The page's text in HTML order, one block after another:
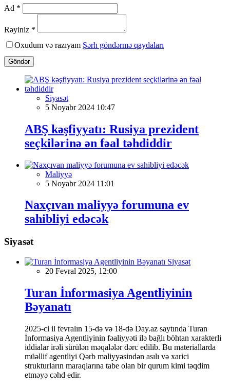
Ad *
Rəyiniz *
Oxudum və razıyam Şərh göndərmə qaydaları
Göndər
Siyasət
5 Noyabr 2024 10:47
ABŞ kəşfiyyatı: Rusiya prezident
seçkilərinə ən fəal təhdiddir
Maliyyə
5 Noyabr 2024 11:01
Naxçıvan maliyyə forumuna ev
sahibliyi edəcək
Siyasət
Siyasət
20 Fevral 2025, 12:00
Turan İnformasiya Agentliyinin
Bəyanatı
2025-ci il fevralın 15-də və 18-də Day.az saytında Turan
İnformasiya Agentliyinin fəaliyyəti ilə bağlı böhtan xarakterli
iddialar irəli sürülən məqalələr dərc edilib. Bu materiallarda
müəllif agentliyi Qərb maliyyəsindən asılı və xarici
strukturların maraqlarına tabe olan bir qurum kimi təqdim
etməyə cəhd edir.